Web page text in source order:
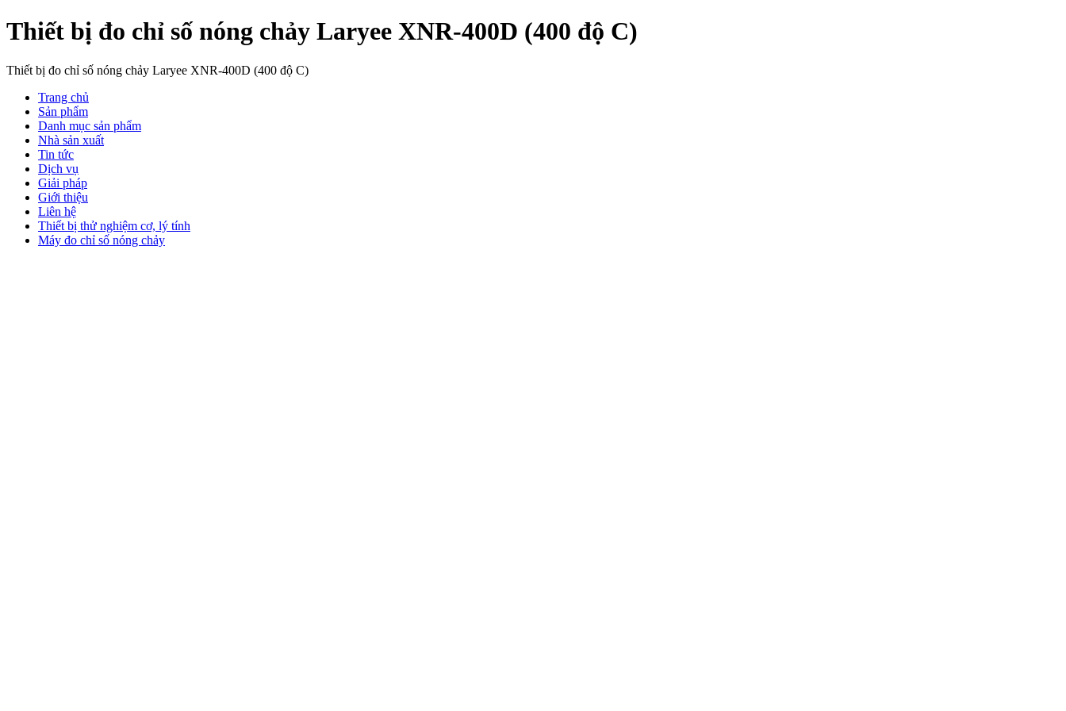
Thiết bị đo chỉ số nóng chảy Laryee XNR-400D (400 độ C)
Thiết bị đo chỉ số nóng chảy Laryee XNR-400D (400 độ C)
Trang chủ
Sản phẩm
Danh mục sản phẩm
Nhà sản xuất
Tin tức
Dịch vụ
Giải pháp
Giới thiệu
Liên hệ
Thiết bị thử nghiệm cơ, lý tính
Máy đo chỉ số nóng chảy